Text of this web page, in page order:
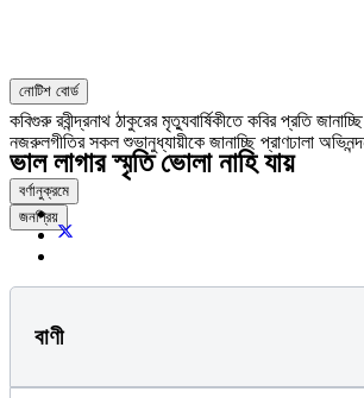
নোটিশ বোর্ড
কবিগুরু রবীন্দ্রনাথ ঠাকুরের মৃত্যুবার্ষিকীতে কবির প্রতি
নজরুলগীতির সকল শুভানুধ্যায়ীকে জানাচ্ছি প্রাণঢালা
বর্ণানুক্রমে
জনপ্রিয়
ভাল লাগার স্মৃতি ভোলা নাহি যায়
বাণী